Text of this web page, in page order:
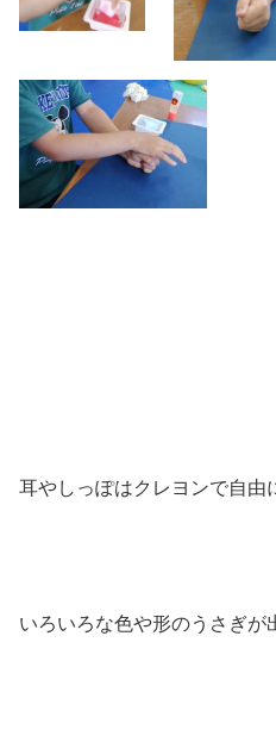
耳やしっぽはクレヨンで自由
いろいろな色や形のうさぎが